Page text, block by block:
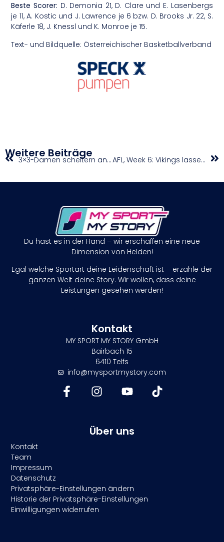
Beste Scorer: D. Demonia 21, D. Clare und E. Lasenbergs
je 11, A. Kostic und J. Lawrence je 6 bzw. D. Brooks Jr. 22, S.
Käferle 18, J. Knessl und K. Monroe je 15.
Text- und Bildquelle: Österreichischer Basketballverband
Weitere Beiträge 3×3-Damen scheitern an Olympia-Qualifikation AFL, Week 6: Vikings lassen im Schlager Giants keine Chance
Du hast es in der Hand – wir erschaffen eine neue
Dimension von Helden!
Egal welche Sportart deine Leidenschaft ist – erzähle der
ganzen Welt deine Story. Wir wollen, dass deine
Leistungen gesehen werden!
Kontakt
MY SPORT MY STORY GmbH
Bairbach 15
6410 Telfs
info@mysportmystory.com
Über uns
Kontakt
Team
Impressum
Datenschutz
Privatsphäre-Einstellungen ändern
Historie der Privatsphäre-Einstellungen
Einwilligungen widerrufen